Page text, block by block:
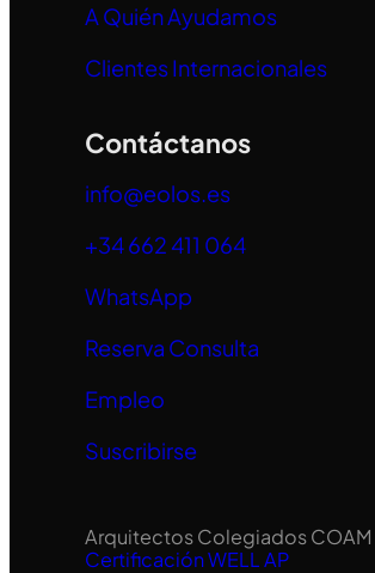
A Quién Ayudamos
Clientes Internacionales
Contáctanos
info@eolos.es
+34 662 411 064
WhatsApp
Reserva Consulta
Empleo
Suscribirse
Arquitectos Colegiados COAM
Certificación WELL AP